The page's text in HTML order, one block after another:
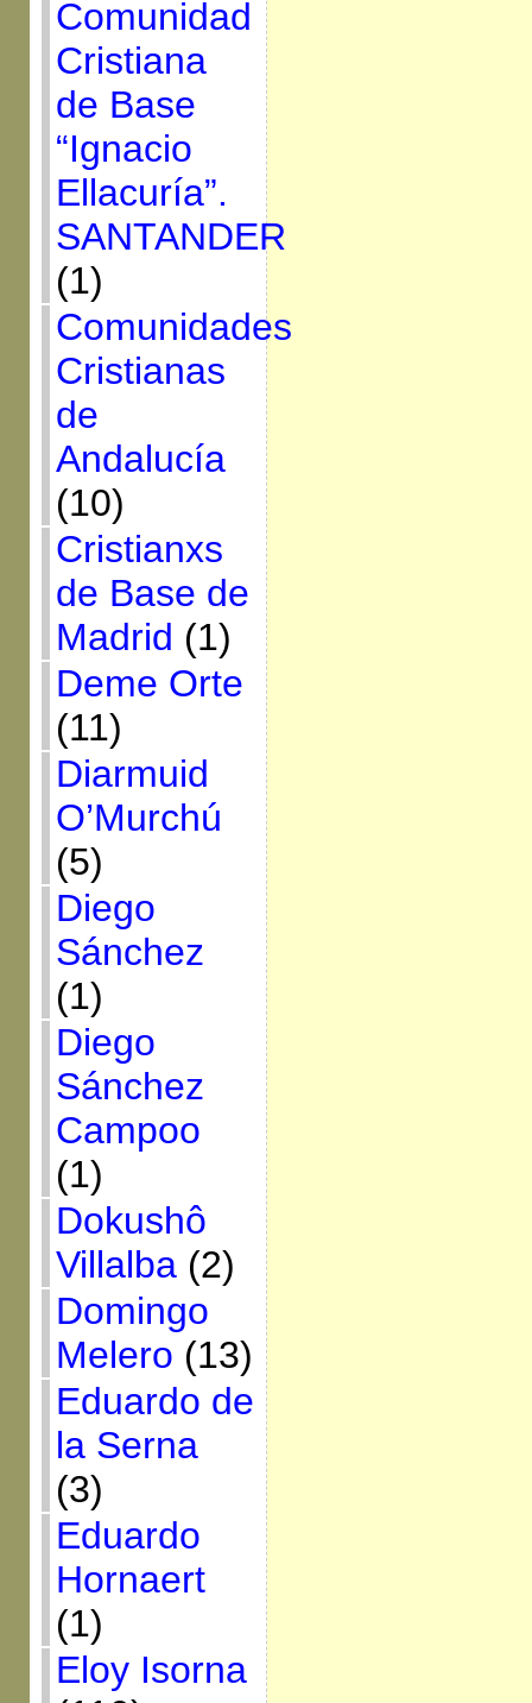
Comunidad
Cristiana
de Base
“Ignacio
Ellacuría”.
SANTANDER
(1)
Comunidades
Cristianas
de
Andalucía
(10)
Cristianxs
de Base de
Madrid (1)
Deme Orte
(11)
Diarmuid
O’Murchú
(5)
Diego
Sánchez
(1)
Diego
Sánchez
Campoo
(1)
Dokushô
Villalba(2)
Domingo
Melero (13)
Eduardo de
la Serna
(3)
Eduardo
Hornaert
(1)
Eloy Isorna